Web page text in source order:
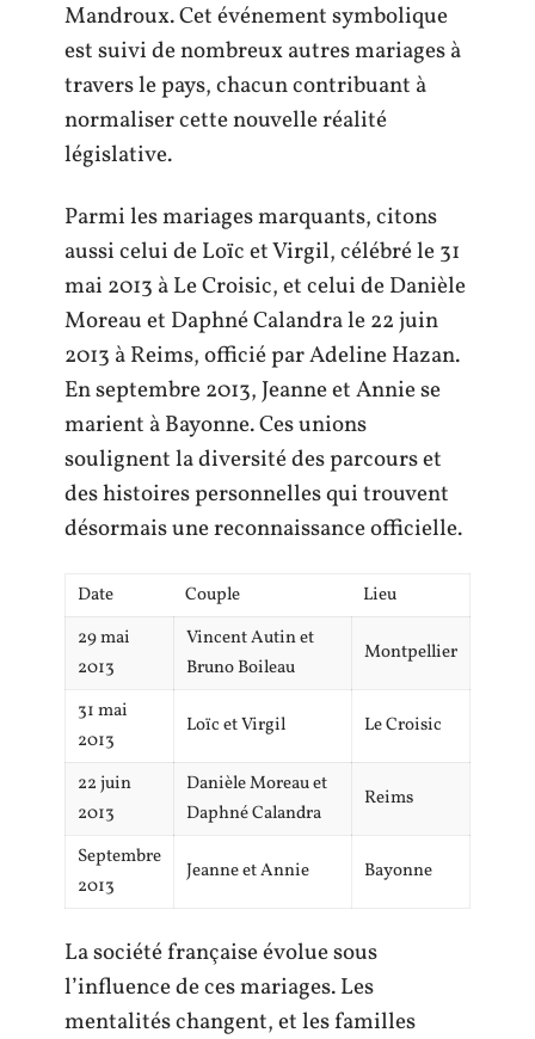
Mandroux. Cet événement symbolique
est suivi de nombreux autres mariages à
travers le pays, chacun contribuant à
normaliser cette nouvelle réalité
législative.
Parmi les mariages marquants, citons
aussi celui de Loïc et Virgil, célébré le 31
mai 2013 à Le Croisic, et celui de Danièle
Moreau et Daphné Calandra le 22 juin
2013 à Reims, officié par Adeline Hazan.
En septembre 2013, Jeanne et Annie se
marient à Bayonne. Ces unions
soulignent la diversité des parcours et
des histoires personnelles qui trouvent
désormais une reconnaissance officielle.
Date Couple
Lieu
29 mai
2013
Vincent Autin et
Bruno Boileau
Montpellier
31 mai
2013
Loïc et Virgil Le Croisic
22 juin
2013
Danièle Moreau et
Daphné Calandra
Reims
Septembre
2013
Jeanne et Annie Bayonne
La société française évolue sous
l’influence de ces mariages. Les
mentalités changent, et les familles